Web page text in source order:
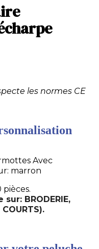
les normes CE
Avec
marron
BRODERIE,